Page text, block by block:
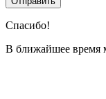
Спасибо!
В ближайшее время